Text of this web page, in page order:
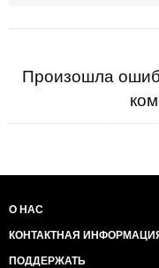
Произошла
О НАС
КОНТАКТНАЯ
ПОДДЕРЖАТЬ